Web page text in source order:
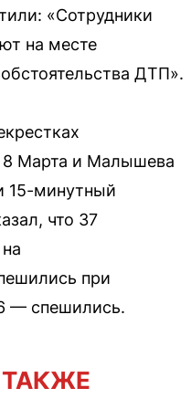
«Сотрудники
на месте
ДТП».
8 Марта и Малышева
15-минутный
что 37
при
— спешились.
ТАКЖЕ